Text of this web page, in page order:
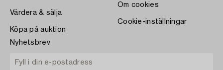
Värdera & sälja
Köpa på auktion
Om cookies
Cookie-inställningar
Nyhetsbrev